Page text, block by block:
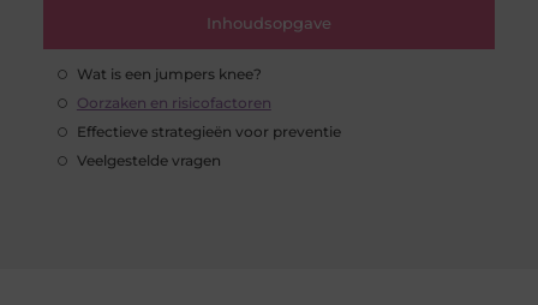
Inhoudsopgave
Wat is een jumpers knee?
Oorzaken en risicofactoren
Effectieve strategieën voor preventie
Veelgestelde vragen